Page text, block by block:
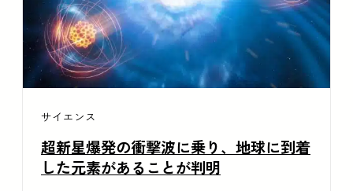
サイエンス
超新星爆発の衝撃波に乗り、地球に到着
した元素があることが判明